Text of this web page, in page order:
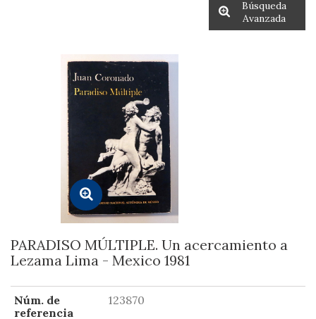
Búsqueda
Avanzada
PARADISO MÚLTIPLE. Un acercamiento a
Lezama Lima - Mexico 1981
Núm. de
referencia
123870